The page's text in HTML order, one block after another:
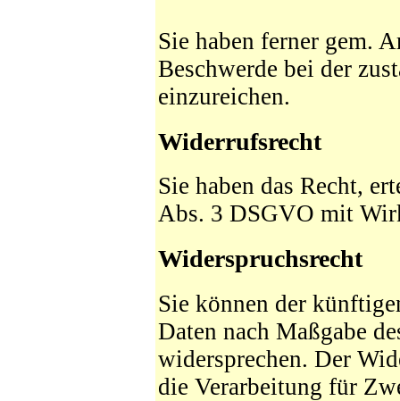
Sie haben ferner gem.
Beschwerde bei der
einzureichen.
Widerrufsrecht
Sie haben das Recht,
Abs. 3 DSGVO mit
Widerspruchsrecht
Sie können der
Daten nach Maßgabe
widersprechen. Der
die Verarbeitung für